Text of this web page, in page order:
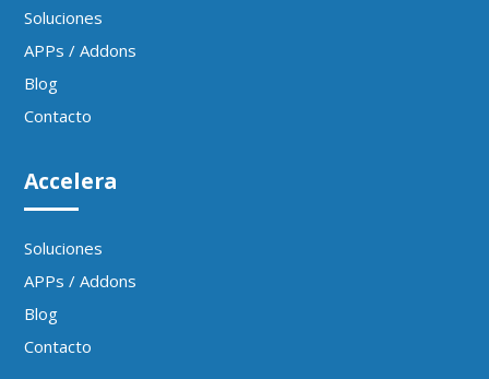
Soluciones
APPs / Addons
Blog
Contacto
Accelera
Soluciones
APPs / Addons
Blog
Contacto